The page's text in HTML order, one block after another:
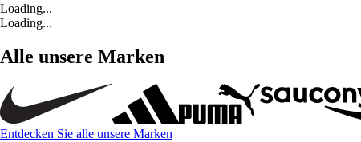
Loading...
Loading...
Alle unsere Marken
Entdecken Sie alle unsere Marken